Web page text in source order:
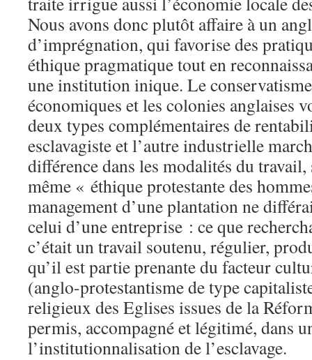
Nous avons donc plutôt affaire à un
d’imprégnation, qui favorise des
éthique pragmatique tout en
une institution inique. Le
économiques et les colonies anglaises
deux types complémentaires de
esclavagiste et l’autre industrielle
différence dans les modalités du
même « éthique protestante des
management d’une plantation ne
celui d’une entreprise : ce que
c’était un travail soutenu, régulier,
qu’il est partie prenante du facteur
(anglo-protestantisme de type
religieux des Eglises issues de la
permis, accompagné et légitimé, dans
l’institutionnalisation de l’esclavage.